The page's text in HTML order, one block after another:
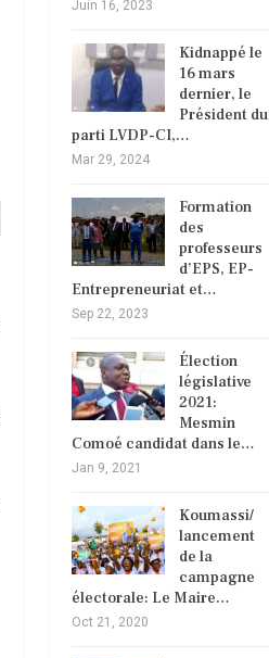
Juin 16, 2023
Kidnappé le
16 mars
dernier, le
Président du
parti LVDP-CI,…
Mar 29, 2024
Formation
des
professeurs
d’EPS, EP-
Entrepreneuriat et…
Sep 22, 2023
Élection
législative
2021:
Mesmin
Comoé candidat dans le…
Jan 9, 2021
Koumassi/
lancement
de la
campagne
électorale: Le Maire…
Oct 21, 2020